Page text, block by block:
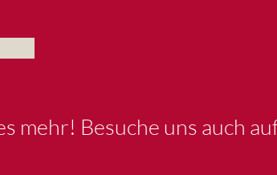
mehr! Besuche uns auch